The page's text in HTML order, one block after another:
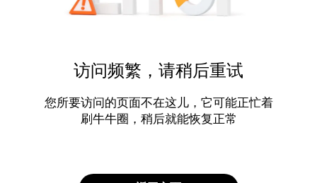
访问频繁，请稍后重试
您所要访问的页面不在这儿，它可能正忙着
刷牛牛圈，稍后就能恢复正常